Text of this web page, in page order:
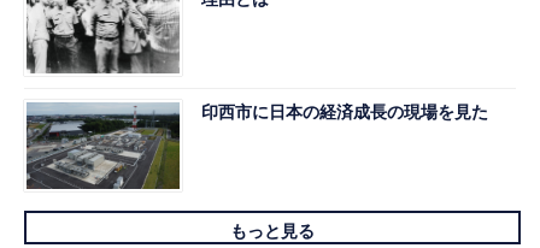
印西市に日本の経済成長の現場を見た
もっと見る